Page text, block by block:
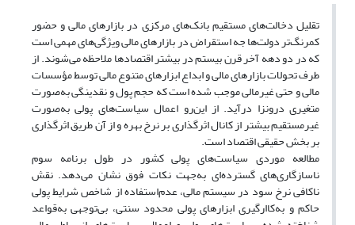
تقلیل دخالت‌های مستقیم بانک‌های مرکزی در بازار‌های مالی و حضور
کمرنگ‌تر دولت‌ها جه استقراض در بازار‌های مالی ویژگی‌های مهمی است
که در دو دهه آخر قرن بیستم در بیشتر اقتصادها ملاحظه می‌شوند. از
طرف تحولات بازار‌های مالی و ابداع ابزار‌های متنوع مالی توسط مؤسسات
مالی و حتی غیرمالی موجب شده است که حجم پول و نقدینگی به‌صورت
متغیری درونزا درآید. از این‌رو اعمال سیاست‌های پولی به‌صورت
غیرمستقیم بیشتر از کانال اثرگذاری بر نرخ بهره و از آن طریق اثرگذاری
بر بخش حقیقی اقتصاد است.
مطالعه موردی سیاست‌های پولی کشور در طول برنامه سوم
ناسازگاری‌های گسترده‌ای به‌جهت نکات فوق نشان می‌دهد. نقش
ناکافی نرخ سود در سیستم مالی، عدم‌استفاده از شاخص شرایط پولی
حاکم و به‌کاارگیری ابزار‌های پولی محدود سنتی، بی‌توجهی به‌قواعد